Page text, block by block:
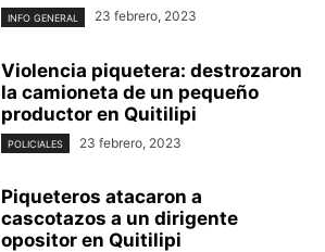
INFO GENERAL 23 febrero, 2023
Violencia piquetera: destrozaron
la camioneta de un pequeño
productor en Quitilipi
POLICIALES 23 febrero, 2023
Piqueteros atacaron a
cascotazos a un dirigente
opositor en Quitilipi